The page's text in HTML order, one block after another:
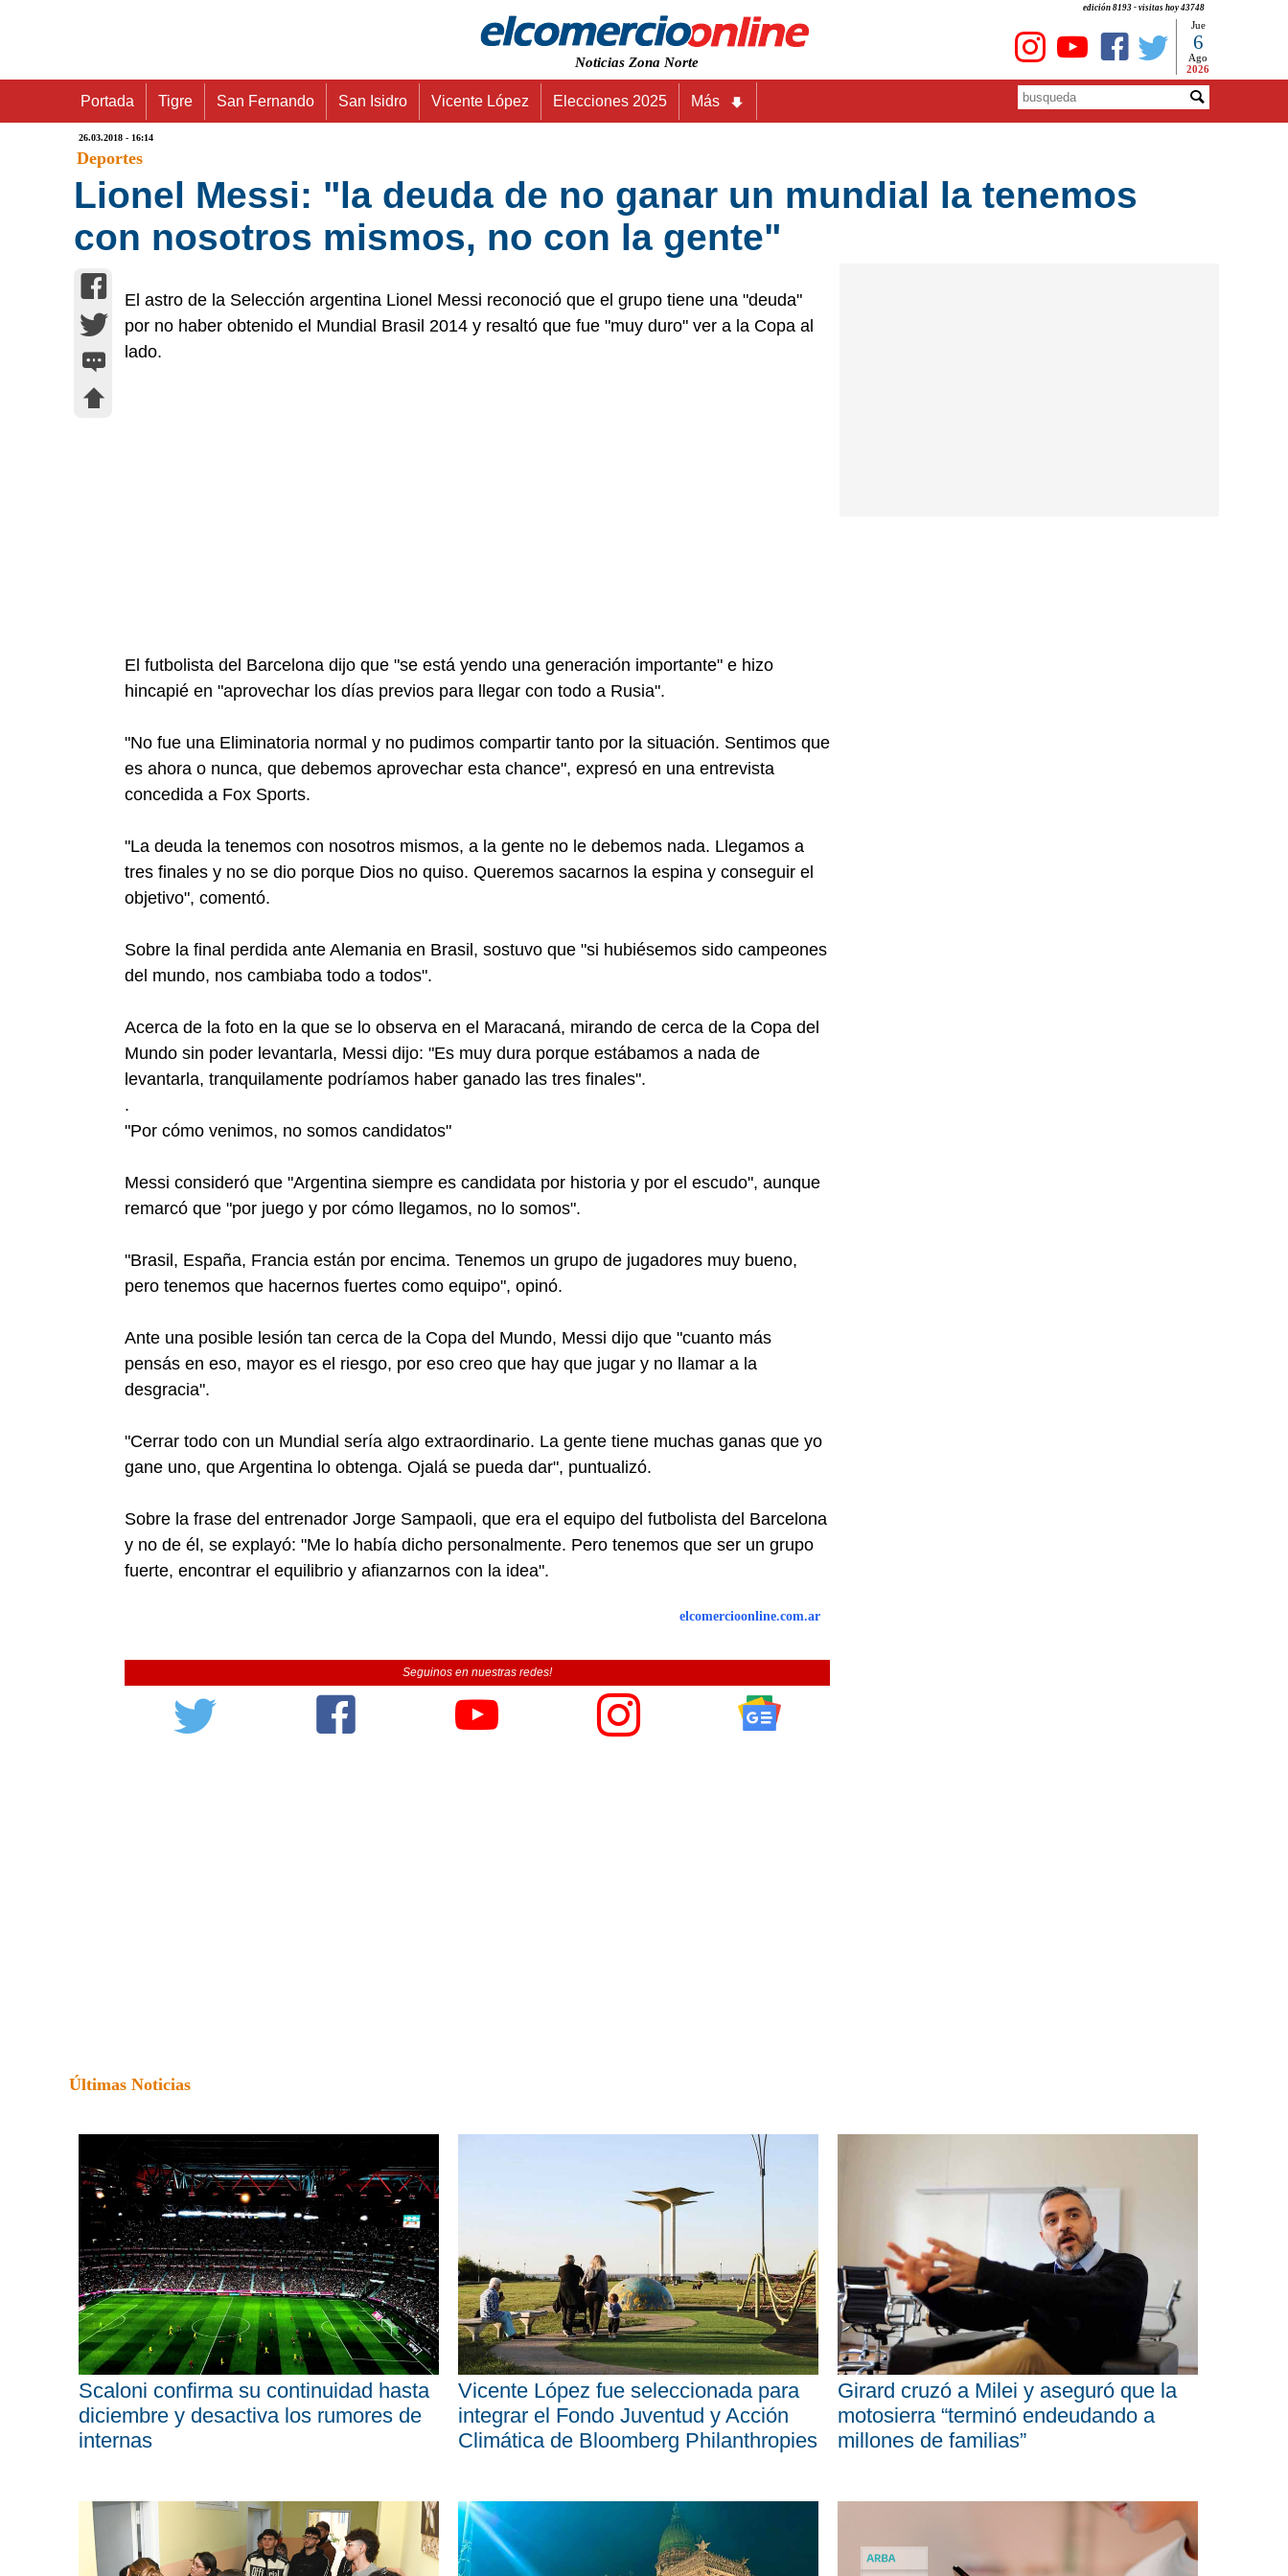
edición 8193 - visitas hoy 43748
Noticias Zona Norte
Jue
6
Ago
2026
Portada Tigre San Fernando San Isidro Vicente López Elecciones 2025 Más
26.03.2018 - 16:14
Deportes
Lionel Messi: "la deuda de no ganar un mundial la tenemos
con nosotros mismos, no con la gente"
El astro de la Selección argentina Lionel Messi reconoció que el grupo tiene una "deuda"
por no haber obtenido el Mundial Brasil 2014 y resaltó que fue "muy duro" ver a la Copa al
lado.
El futbolista del Barcelona dijo que "se está yendo una generación importante" e hizo
hincapié en "aprovechar los días previos para llegar con todo a Rusia".
"No fue una Eliminatoria normal y no pudimos compartir tanto por la situación. Sentimos que
es ahora o nunca, que debemos aprovechar esta chance", expresó en una entrevista
concedida a Fox Sports.
"La deuda la tenemos con nosotros mismos, a la gente no le debemos nada. Llegamos a
tres finales y no se dio porque Dios no quiso. Queremos sacarnos la espina y conseguir el
objetivo", comentó.
Sobre la final perdida ante Alemania en Brasil, sostuvo que "si hubiésemos sido campeones
del mundo, nos cambiaba todo a todos".
Acerca de la foto en la que se lo observa en el Maracaná, mirando de cerca de la Copa del
Mundo sin poder levantarla, Messi dijo: "Es muy dura porque estábamos a nada de
levantarla, tranquilamente podríamos haber ganado las tres finales".
.
"Por cómo venimos, no somos candidatos"
Messi consideró que "Argentina siempre es candidata por historia y por el escudo", aunque
remarcó que "por juego y por cómo llegamos, no lo somos".
"Brasil, España, Francia están por encima. Tenemos un grupo de jugadores muy bueno,
pero tenemos que hacernos fuertes como equipo", opinó.
Ante una posible lesión tan cerca de la Copa del Mundo, Messi dijo que "cuanto más
pensás en eso, mayor es el riesgo, por eso creo que hay que jugar y no llamar a la
desgracia".
"Cerrar todo con un Mundial sería algo extraordinario. La gente tiene muchas ganas que yo
gane uno, que Argentina lo obtenga. Ojalá se pueda dar", puntualizó.
Sobre la frase del entrenador Jorge Sampaoli, que era el equipo del futbolista del Barcelona
y no de él, se explayó: "Me lo había dicho personalmente. Pero tenemos que ser un grupo
fuerte, encontrar el equilibrio y afianzarnos con la idea".
elcomercioonline.com.ar
Seguinos en nuestras redes!
Últimas Noticias
Scaloni confirma su continuidad hasta
diciembre y desactiva los rumores de
internas
Vicente López fue seleccionada para
integrar el Fondo Juventud y Acción
Climática de Bloomberg Philanthropies
Girard cruzó a Milei y aseguró que la
motosierra “terminó endeudando a
millones de familias”